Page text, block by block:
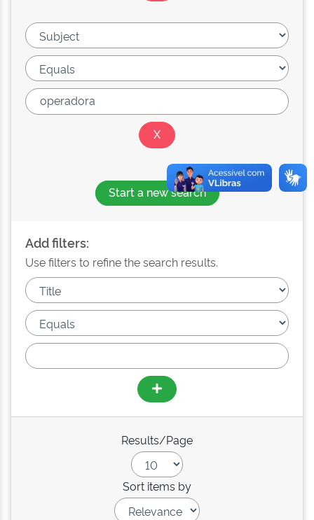
Start a new search
Add filters:
Use filters to refine the search results.
Results/Page
Sort items by